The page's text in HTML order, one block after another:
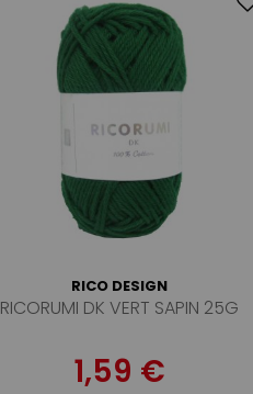
RICO DESIGN
RICORUMI DK VERT SAPIN 25G
1,59 €